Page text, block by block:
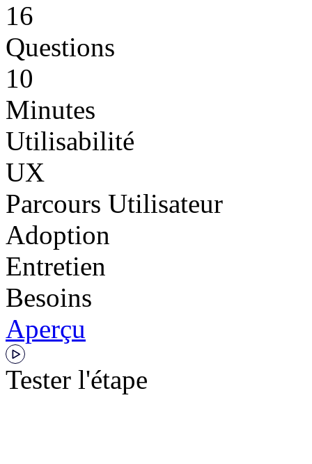
16
Questions
10
Minutes
Utilisabilité
UX
Parcours Utilisateur
Adoption
Entretien
Besoins
Aperçu
Tester l'étape